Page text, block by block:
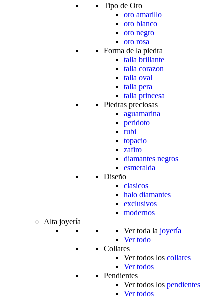
Tipo de Oro
oro amarillo
oro blanco
oro negro
oro rosa
Forma de la piedra
talla brillante
talla corazon
talla oval
talla pera
talla princesa
Piedras preciosas
aguamarina
peridoto
rubi
topacio
zafiro
diamantes negros
esmeralda
Diseño
clasicos
halo diamantes
exclusivos
modernos
Alta joyería
Ver toda la joyería
Ver todo
Collares
Ver todos los collares
Ver todos
Pendientes
Ver todos los pendientes
Ver todos